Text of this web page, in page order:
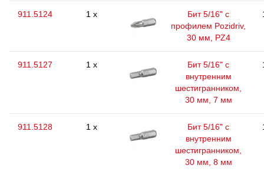
911.5124 1 x
Бит 5/16" с
профилем Pozidriv,
30 мм, PZ4
911.5127 1 x
Бит 5/16" с
внутренним
шестигранником,
30 мм, 7 мм
911.5128 1 x
Бит 5/16" с
внутренним
шестигранником,
30 мм, 8 мм